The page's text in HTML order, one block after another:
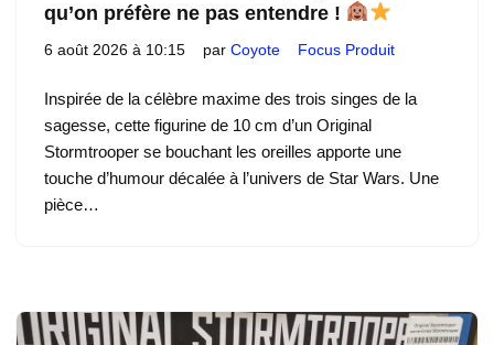
qu’on préfère ne pas entendre !
6 août 2026 à 10:15 par Coyote Focus Produit
Inspirée de la célèbre maxime des trois singes de la
sagesse, cette figurine de 10 cm d’un Original
Stormtrooper se bouchant les oreilles apporte une
touche d’humour décalée à l’univers de Star Wars. Une
pièce…